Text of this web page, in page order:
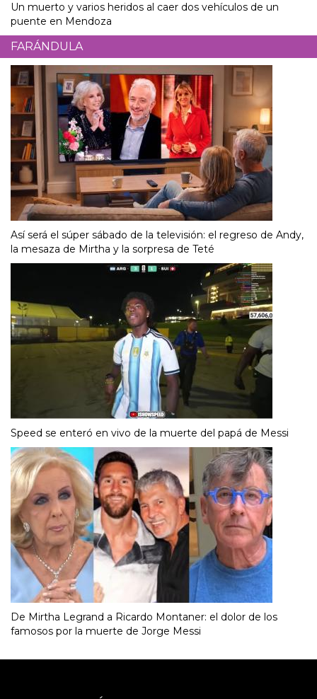
Un muerto y varios heridos al caer dos vehículos de un
puente en Mendoza
FARÁNDULA
Así será el súper sábado de la televisión: el regreso de Andy,
la mesaza de Mirtha y la sorpresa de Teté
Speed se enteró en vivo de la muerte del papá de Messi
De Mirtha Legrand a Ricardo Montaner: el dolor de los
famosos por la muerte de Jorge Messi